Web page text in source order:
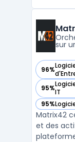
Open ...
sur
96%
— voir
95%IT
— voir
95%
— voir
Matrix42
et des